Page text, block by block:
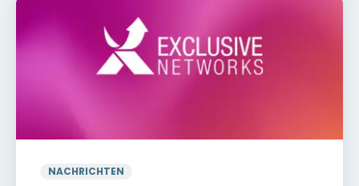
NACHRICHTEN